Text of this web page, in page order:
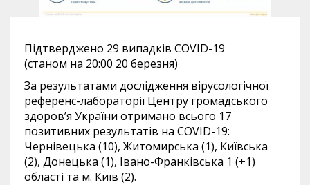
Підтверджено 29 випадків COVID-19
(станом на 20:00 20 березня)
За результатами дослідження вірусологічної
референс-лабораторії Центру громадського
здоров’я України отримано всього 17
позитивних результатів на COVID-19:
Чернівецька (10), Житомирська (1), Київська
(2), Донецька (1), Івано-Франківська 1 (+1)
області та м. Київ (2).